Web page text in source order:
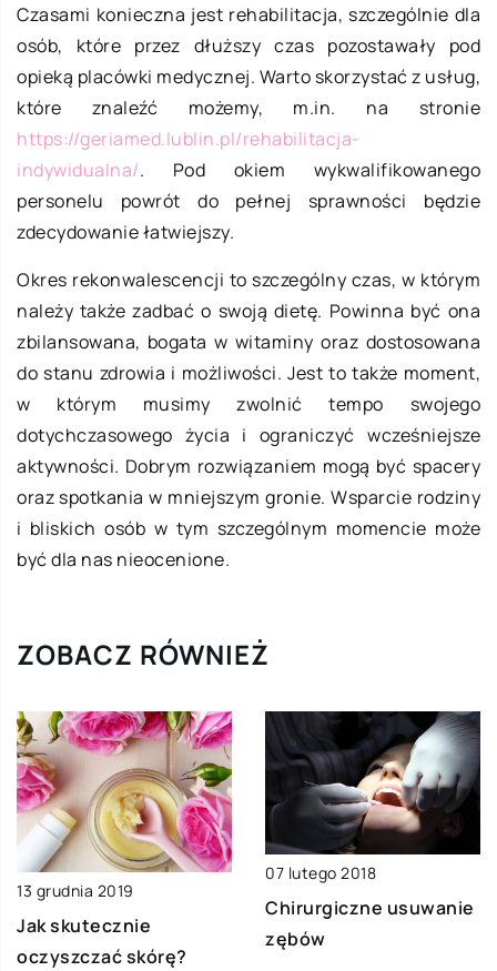
Czasami konieczna jest rehabilitacja, szczególnie dla
osób, które przez dłuższy czas pozostawały pod
opieką placówki medycznej. Warto skorzystać z usług,
które znaleźć możemy, m.in. na stronie
https://geriamed.lublin.pl/rehabilitacja-
indywidualna/. Pod okiem wykwalifikowanego
personelu powrót do pełnej sprawności będzie
zdecydowanie łatwiejszy.
Okres rekonwalescencji to szczególny czas, w którym
należy także zadbać o swoją dietę. Powinna być ona
zbilansowana, bogata w witaminy oraz dostosowana
do stanu zdrowia i możliwości. Jest to także moment,
w którym musimy zwolnić tempo swojego
dotychczasowego życia i ograniczyć wcześniejsze
aktywności. Dobrym rozwiązaniem mogą być spacery
oraz spotkania w mniejszym gronie. Wsparcie rodziny
i bliskich osób w tym szczególnym momencie może
być dla nas nieocenione.
ZOBACZ RÓWNIEŻ
13 grudnia 2019
Jak skutecznie
oczyszczać skórę?
07 lutego 2018
Chirurgiczne usuwanie
zębów